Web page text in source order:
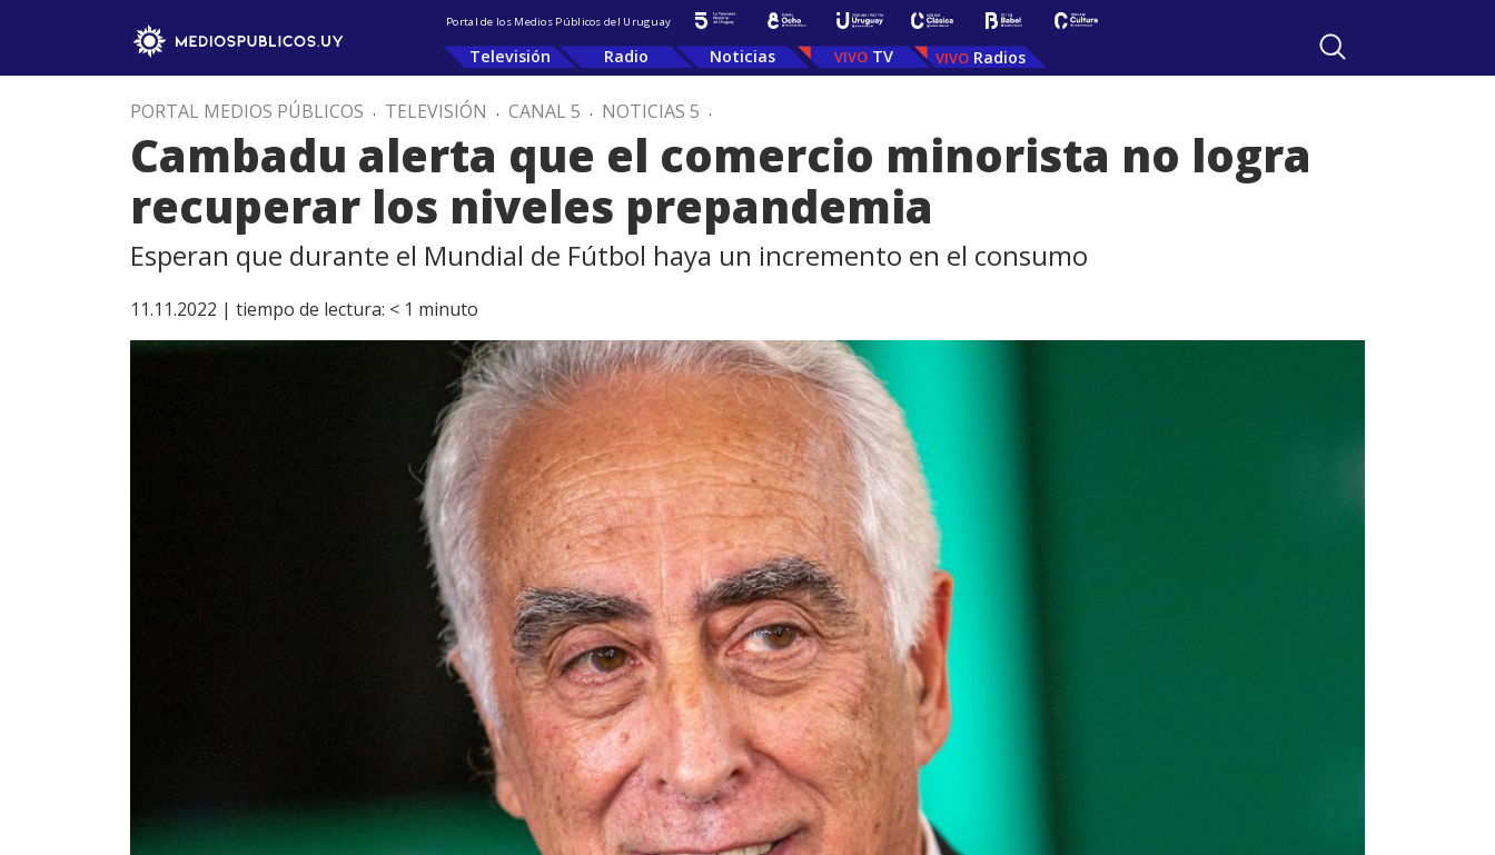
Portal de los Medios Públicos del Uruguay
Televisión Radio Noticias TV Radios
PORTAL MEDIOS PÚBLICOS . TELEVISIÓN . CANAL 5 . NOTICIAS 5 .
Cambadu alerta que el comercio minorista no logra
recuperar los niveles prepandemia
Esperan que durante el Mundial de Fútbol haya un incremento en el consumo
11.11.2022 | tiempo de lectura: < 1 minuto